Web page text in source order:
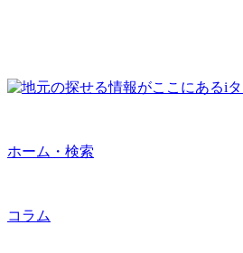
ホーム・検索
コラム